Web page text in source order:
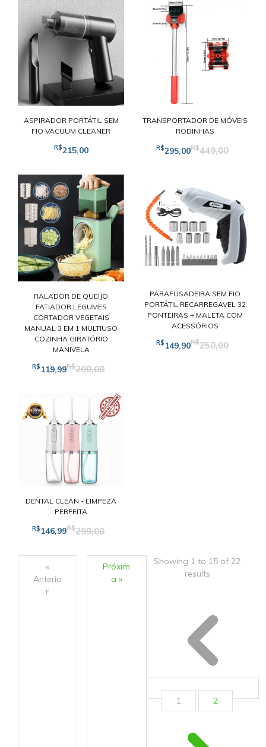
ASPIRADOR PORTÁTIL SEM
FIO VACUUM CLEANER
R$215,00
TRANSPORTADOR DE MÓVEIS
RODINHAS
R$295,00R$449,00
RALADOR DE QUEIJO
FATIADOR LEGUMES
CORTADOR VEGETAIS
MANUAL 3 EM 1 MULTIUSO
COZINHA GIRATÓRIO
MANIVELA
R$119,99R$200,00
PARAFUSADEIRA SEM FIO
PORTÁTIL RECARREGAVEL 32
PONTEIRAS + MALETA COM
ACESSÓRIOS
R$ 149,90R$250,00
DENTAL CLEAN - LIMPEZA
PERFEITA
R$146,99R$299,00
«
Anterio
r
Próxim
a »
Showing 1 to 15 of 22
results
1 2